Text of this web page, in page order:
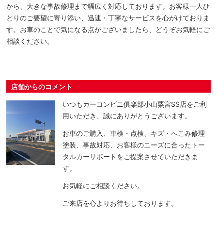
から、大きな事故修理まで幅広く対応しております。お客様一人ひ
とりのご要望に寄り添い、迅速・丁寧なサービスを心がけておりま
す。お車のことで気になる点がございましたら、どうぞお気軽にご
相談ください。
店舗からのコメント
いつもカーコンビニ俱楽部小山粟宮SS店をご利
用いただき、誠にありがとうございます。
お車のご購入、車検・点検、キズ・へこみ修理
塗装、事故対応、お客様のニーズに合ったトー
タルカーサポートをご提案させていただきま
す。
お気軽にご相談ください。
ご来店を心よりお待ちしております。